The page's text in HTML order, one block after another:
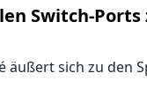
Switch-
äußert sich zu den